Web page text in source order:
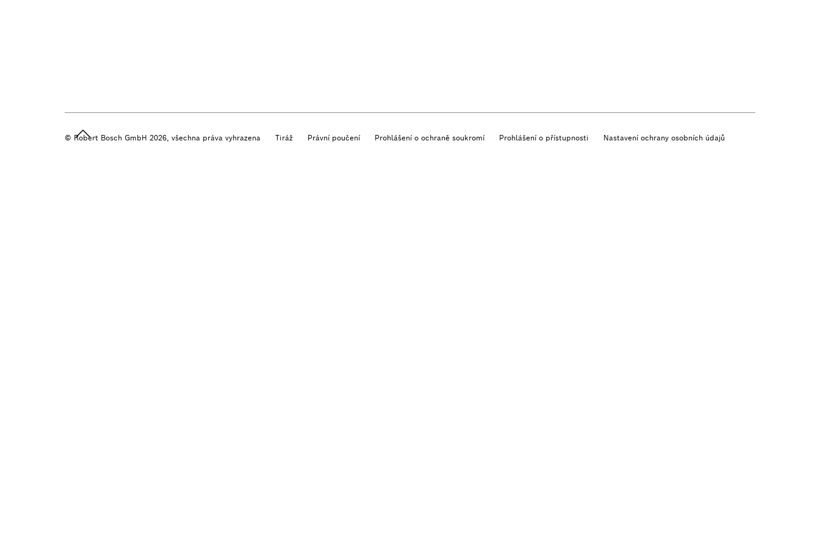
Tiráž Právní poučení Prohlášení o ochraně soukromí Prohlášení o přístupnosti Nastavení ochrany osobních údajů
© Robert Bosch GmbH 2026, všechna práva vyhrazena